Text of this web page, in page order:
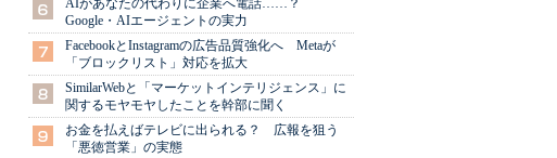
AIがあなたの代わりに企業へ電話……？
Google・AIエージェントの実力
FacebookとInstagramの広告品質強化へ Metaが
「ブロックリスト」対応を拡大
SimilarWebと「マーケットインテリジェンス」に
関するモヤモヤしたことを幹部に聞く
お金を払えばテレビに出られる？ 広報を狙う
「悪徳営業」の実態